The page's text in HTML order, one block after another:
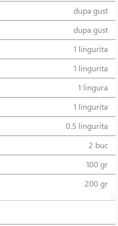
dupa gust
dupa gust
1 lingurita
1 lingurita
1 lingura
1 lingurita
0.5 lingurita
2 buc
100 gr
200 gr